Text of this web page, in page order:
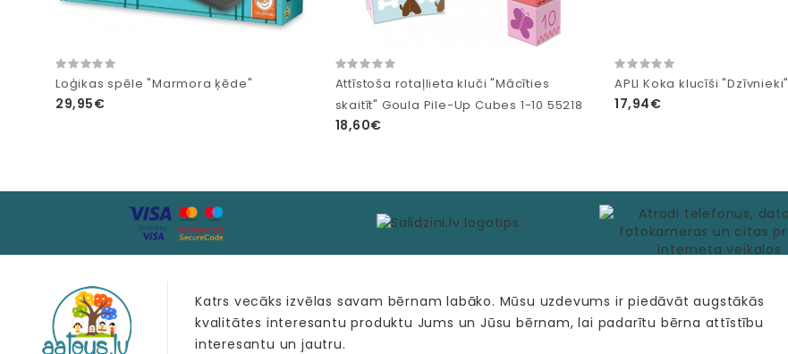
Loģikas spēle "Marmora ķēde"
29,95€
Attīstoša rotaļlieta kluči "Mācīties
skaitīt" Goula Pile-Up Cubes 1-10 55218
18,60€
APLI Koka klucīši "Dzīvnieki"
17,94€
Katrs vecāks izvēlas savam bērnam labāko. Mūsu uzdevums ir piedāvāt augstākās
kvalitātes interesantu produktu Jums un Jūsu bērnam, lai padarītu bērna attīstību
interesantu un jautru.